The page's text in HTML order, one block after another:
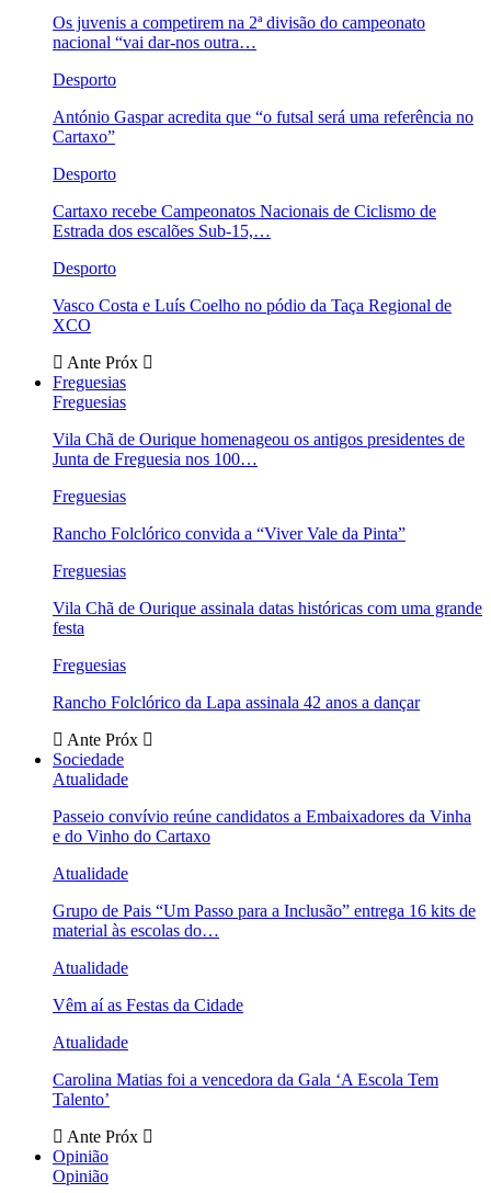
Os juvenis a competirem na 2ª divisão do campeonato
nacional “vai dar-nos outra…
Desporto
António Gaspar acredita que “o futsal será uma referência no
Cartaxo”
Desporto
Cartaxo recebe Campeonatos Nacionais de Ciclismo de
Estrada dos escalões Sub-15,…
Desporto
Vasco Costa e Luís Coelho no pódio da Taça Regional de
XCO
Ante Próx
Freguesias
Freguesias
Vila Chã de Ourique homenageou os antigos presidentes de
Junta de Freguesia nos 100…
Freguesias
Rancho Folclórico convida a “Viver Vale da Pinta”
Freguesias
Vila Chã de Ourique assinala datas históricas com uma grande
festa
Freguesias
Rancho Folclórico da Lapa assinala 42 anos a dançar
Ante Próx
Sociedade
Atualidade
Passeio convívio reúne candidatos a Embaixadores da Vinha
e do Vinho do Cartaxo
Atualidade
Grupo de Pais “Um Passo para a Inclusão” entrega 16 kits de
material às escolas do…
Atualidade
Vêm aí as Festas da Cidade
Atualidade
Carolina Matias foi a vencedora da Gala ‘A Escola Tem
Talento’
Ante Próx
Opinião
Opinião